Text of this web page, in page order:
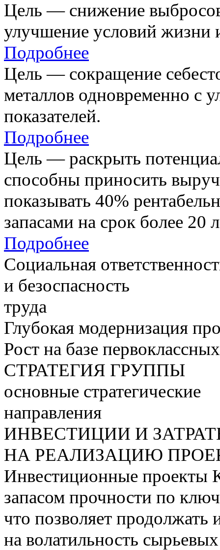
Цель — снижение
улучшение условий жизни
Подробнее
Цель — сокращение
металлов одновременно с
показателей.
Подробнее
Цель — раскрыть
способны приносить
показывать 40%
запасами на срок более 20
Подробнее
Социальная
и безоспасность
труда
Глубокая модернизация
Рост на базе
СТРАТЕГИЯ ГРУППЫ
основные стратегические
направления
ИНВЕСТИЦИИ И
НА РЕАЛИЗАЦИЮ
Инвестиционные проекты
запасом прочности по
что позволяет продолжать
на волатильность